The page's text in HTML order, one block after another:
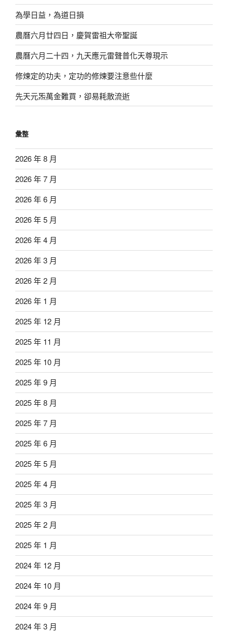
為學日益，為道日損
農曆六月廿四日，慶賀雷祖大帝聖誕
農曆六月二十四，九天應元雷聲普化天尊現示
修煉定的功夫，定功的修煉要注意些什麼
先天元炁萬金難買，卻易耗散流逝
彙整
2026 年 8 月
2026 年 7 月
2026 年 6 月
2026 年 5 月
2026 年 4 月
2026 年 3 月
2026 年 2 月
2026 年 1 月
2025 年 12 月
2025 年 11 月
2025 年 10 月
2025 年 9 月
2025 年 8 月
2025 年 7 月
2025 年 6 月
2025 年 5 月
2025 年 4 月
2025 年 3 月
2025 年 2 月
2025 年 1 月
2024 年 12 月
2024 年 10 月
2024 年 9 月
2024 年 3 月